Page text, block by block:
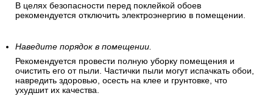
В целях безопасности перед поклейкой обоев
рекомендуется отключить электроэнергию в помещении.
Наведите порядок в помещении.
Рекомендуется провести полную уборку помещения и
очистить его от пыли. Частички пыли могут испачкать обои,
навредить здоровью, осесть на клее и грунтовке, что
ухудшит их качества.